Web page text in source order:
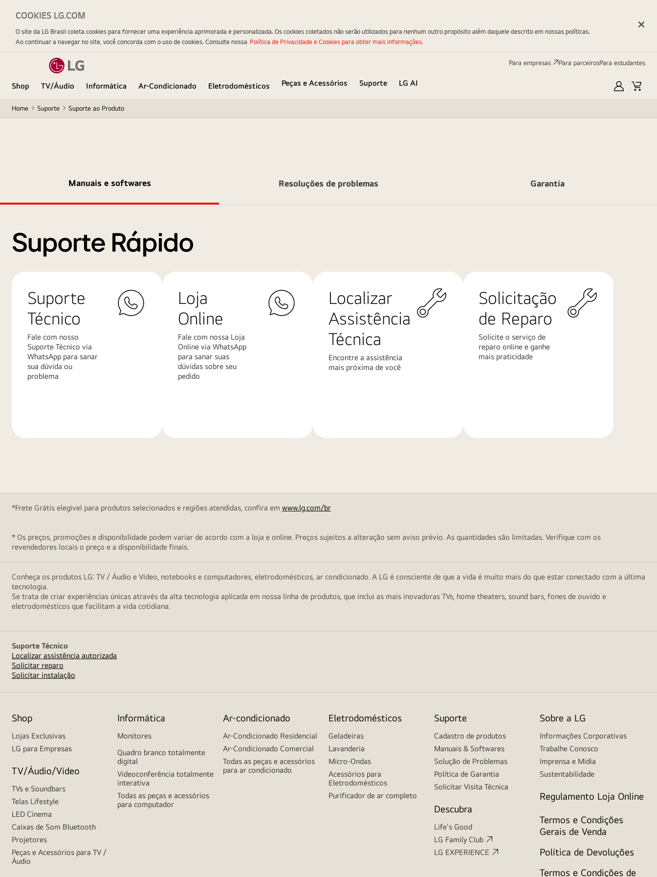
Para empresas Para parceirosPara estudantes
Shop TV/Áudio Informática Ar-Condicionado Eletrodomésticos Peças e Acessórios Suporte
LG AI
Minha
Home Suporte Suporte ao Produto
Manuais e softwares Resoluções de problemas Garantia
Suporte Rápido
Suporte
Técnico
Fale com nosso
Suporte Técnico via
WhatsApp para sanar
sua dúvida ou
problema
Loja
Online
Fale com nossa Loja
Online via WhatsApp
para sanar suas
dúvidas sobre seu
pedido
Localizar
Assistência
Técnica
Encontre a assistência
mais próxima de você
Solicitação
de Reparo
Solicite o serviço de
reparo online e ganhe
mais praticidade
*Frete Grátis elegível para produtos selecionados e regiões atendidas, confira em www.lg.com/br
* Os preços, promoções e disponibilidade podem variar de acordo com a loja e online. Preços sujeitos a alteração sem aviso prévio. As quantidades são limitadas. Verifique com os
revendedores locais o preço e a disponibilidade finais.
Conheça os produtos LG: TV / Áudio e Vídeo, notebooks e computadores, eletrodomésticos, ar condicionado. A LG é consciente de que a vida é muito mais do que estar conectado com a última
tecnologia.
Se trata de criar experiências únicas através da alta tecnologia aplicada em nossa linha de produtos, que inclui as mais inovadoras TVs, home theaters, sound bars, fones de ouvido e
eletrodomésticos que facilitam a vida cotidiana.
Suporte Técnico
Localizar assistência autorizada
Solicitar reparo
Solicitar instalação
Shop
Lojas Exclusivas
LG para Empresas
TV/Áudio/Vídeo
TVs e Soundbars
Telas Lifestyle
LED Cinema
Caixas de Som Bluetooth
Projetores
Peças e Acessórios para TV /
Áudio
Informática
Monitores
Quadro branco totalmente
digital
Videoconferência totalmente
interativa
Todas as peças e acessórios
para computador
Ar-condicionado
Ar-Condicionado Residencial
Ar-Condicionado Comercial
Todas as peças e acessórios
para ar condicionado
Eletrodomésticos
Geladeiras
Lavanderia
Micro-Ondas
Acessórios para
Eletrodomésticos
Purificador de ar completo
Suporte
Cadastro de produtos
Manuais & Softwares
Solução de Problemas
Política de Garantia
Solicitar Visita Técnica
Descubra
Life's Good
LG Family Club
LG EXPERIENCE
Sobre a LG
Informações Corporativas
Trabalhe Conosco
Imprensa e Mídia
Sustentabilidade
Regulamento Loja Online
Termos e Condições
Gerais de Venda
Política de Devoluções
Termos e Condições de
COOKIES LG.COM
O site da LG Brasil coleta cookies para fornecer uma experiência aprimorada e personalizada. Os cookies coletados não serão utilizados para nenhum outro propósito além daquele descrito em nossas políticas.
Ao continuar a navegar no site, você concorda com o uso de cookies. Consulte nossa Política de Privacidade e Cookies para obter mais informações.